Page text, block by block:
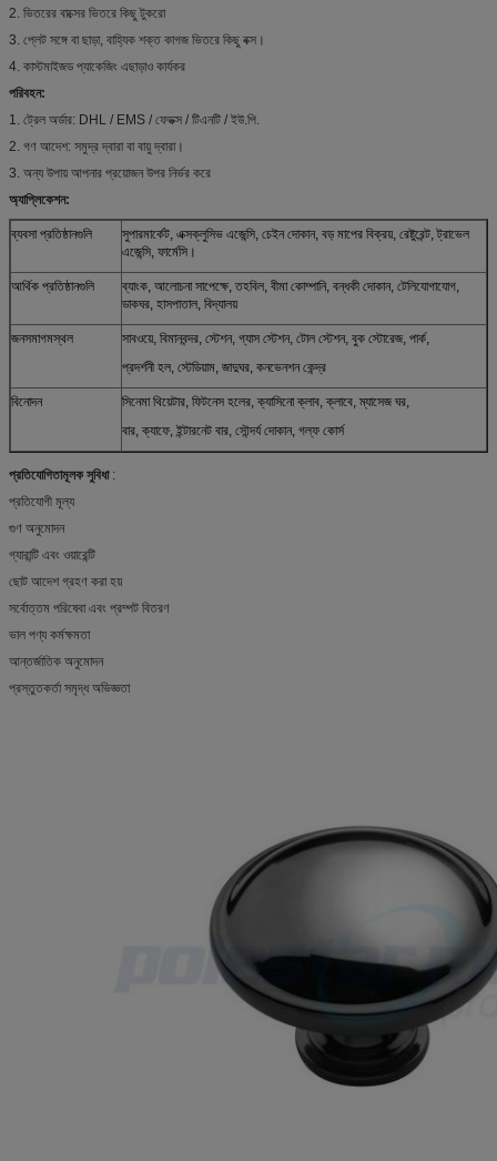
2. ভিতরের বাক্সের ভিতরে কিছু টুকরো
3. প্লেট সঙ্গে বা ছাড়া, বাহ্যিক শক্ত কাগজ ভিতরে কিছু বক্স।
4. কাস্টমাইজড প্যাকেজিং এছাড়াও কার্যকর
পরিবহন:
1. ট্রেল অর্ডার: DHL / EMS / ফেডক্স / টিএনটি / ইউ.পি.
2. গণ আদেশ: সমুদ্র দ্বারা বা বায়ু দ্বারা।
3. অন্য উপায় আপনার প্রয়োজন উপর নির্ভর করে
অ্যাপ্লিকেশন:
ব্যবসা প্রতিষ্ঠানগুলি
সুপারমার্কেট, এক্সক্লুসিভ এজেন্সি, চেইন দোকান, বড় মাপের বিক্রয়, রেষ্টুরেন্ট, ট্রাভেল
এজেন্সি, ফার্মেসি।
আর্থিক প্রতিষ্ঠানগুলি
ব্যাংক, আলোচনা সাপেক্ষে, তহবিল, বীমা কোম্পানি, বন্ধকী দোকান, টেলিযোগাযোগ,
ডাকঘর, হাসপাতাল, বিদ্যালয়
জনসমাগমস্থল
সাবওয়ে, বিমানবন্দর, স্টেশন, গ্যাস স্টেশন, টোল স্টেশন, বুক স্টোরেজ, পার্ক,
প্রদর্শনী হল, স্টেডিয়াম, জাদুঘর, কনভেনশন কেন্দ্র
বিনোদন
সিনেমা থিয়েটার, ফিটনেস হলের, ক্যাসিনো ক্লাব, ক্লাবে, ম্যাসেজ ঘর,
বার, ক্যাফে, ইন্টারনেট বার, সৌন্দর্য দোকান, গল্ফ কোর্স
প্রতিযোগিতামূলক সুবিধা:
প্রতিযোগী মূল্য
গুণ অনুমোদন
গ্যারান্টি এবং ওয়ারেন্টি
ছোট আদেশ গ্রহণ করা হয়
সর্বোত্তম পরিষেবা এবং প্রম্পট বিতরণ
ভাল পণ্য কর্মক্ষমতা
আন্তর্জাতিক অনুমোদন
প্রস্তুতকর্তা সমৃদ্ধ অভিজ্ঞতা